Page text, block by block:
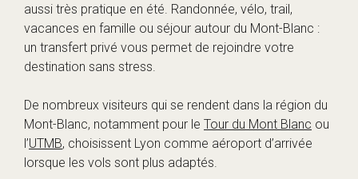
aussi très pratique en été. Randonnée, vélo, trail,
vacances en famille ou séjour autour du Mont-Blanc :
un transfert privé vous permet de rejoindre votre
destination sans stress.
De nombreux visiteurs qui se rendent dans la région du
Mont-Blanc, notamment pour le Tour du Mont Blanc ou
l’UTMB, choisissent Lyon comme aéroport d’arrivée
lorsque les vols sont plus adaptés.